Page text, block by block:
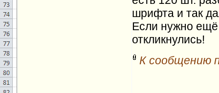
шрифта и так
Если нужно ещё
откликнулись!
К сообщению